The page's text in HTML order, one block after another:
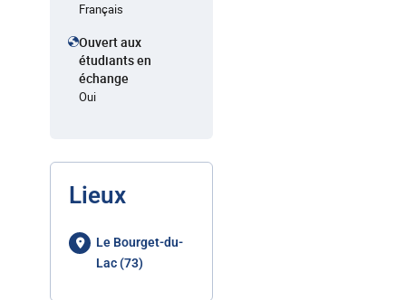
Français
Ouvert aux
étudiants en
échange
Oui
Lieux
Le Bourget-du-
Lac (73)